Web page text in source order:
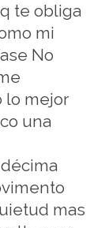
te obliga
mi
No
lo mejor
una
mas